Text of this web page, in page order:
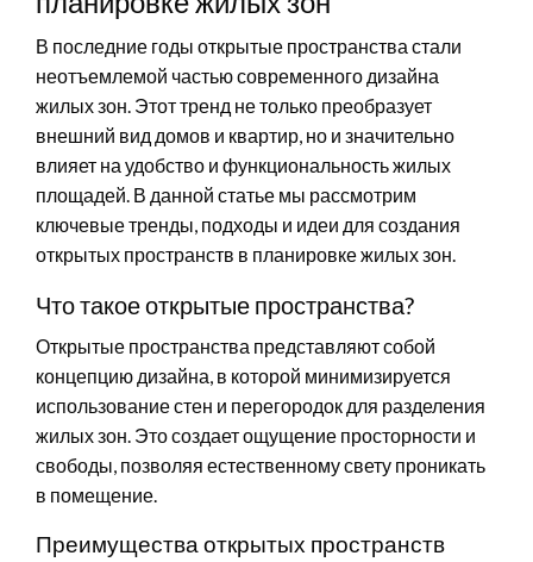
В последние годы открытые пространства стали
неотъемлемой частью современного дизайна
жилых зон. Этот тренд не только преобразует
внешний вид домов и квартир, но и значительно
влияет на удобство и функциональность жилых
площадей. В данной статье мы рассмотрим
ключевые тренды, подходы и идеи для создания
открытых пространств в планировке жилых зон.
Что такое открытые пространства?
Открытые пространства представляют собой
концепцию дизайна, в которой минимизируется
использование стен и перегородок для разделения
жилых зон. Это создает ощущение просторности и
свободы, позволяя естественному свету проникать
в помещение.
Преимущества открытых пространств